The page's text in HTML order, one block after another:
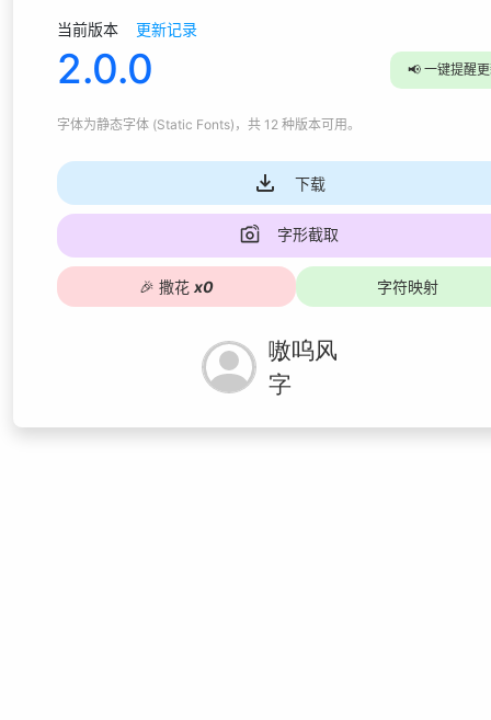
当前版本 更新记录
2.0.0 📢 一键提醒
字体为静态字体 (Static Fonts) ，共 12 种版本可用。
下载
字形截取
🎉 撒花 x0 字符映射
嗷呜风
字